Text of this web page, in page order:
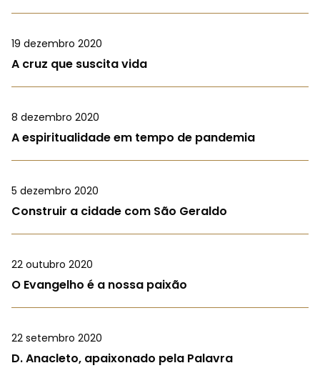
19 dezembro 2020
A cruz que suscita vida
8 dezembro 2020
A espiritualidade em tempo de pandemia
5 dezembro 2020
Construir a cidade com São Geraldo
22 outubro 2020
O Evangelho é a nossa paixão
22 setembro 2020
D. Anacleto, apaixonado pela Palavra